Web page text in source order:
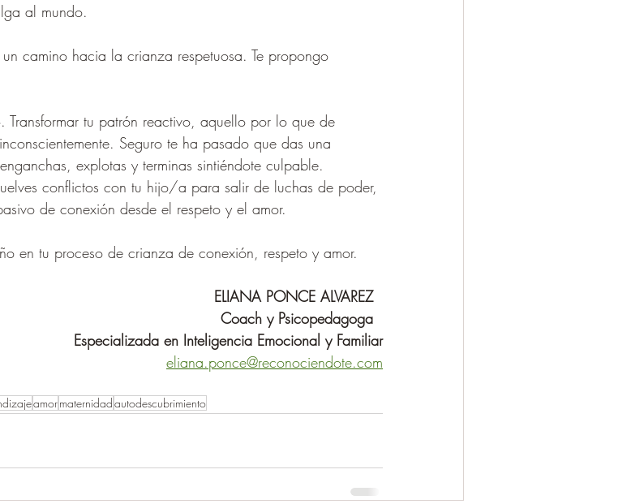
al mundo.
un camino hacia la crianza respetuosa. Te propongo
Transformar tu patrón reactivo, aquello por lo que de
Seguro te ha pasado que das una
explotas y terminas sintiéndote culpable.
conflictos con tu hijo/a para salir de luchas de poder,
de conexión desde el respeto y el amor.
en tu proceso de crianza de conexión, respeto y amor.
ELIANA PONCE ALVAREZ
Coach y Psicopedagoga
Especializada en Inteligencia Emocional y Familiar
eliana.ponce@reconociendote.com
amormaternidadautodescubrimiento